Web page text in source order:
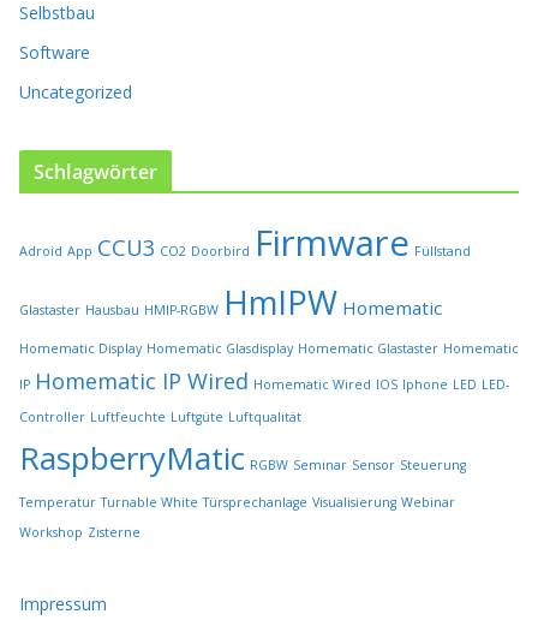
t
g
e
l
d
e
Selbstbau
Software
Uncategorized
Schlagwörter
Adroid App CCU3 CO2 Doorbird Firmware Füllstand
Glastaster Hausbau HMIP-RGBW HmIPW Homematic
Homematic Display Homematic Glasdisplay Homematic Glastaster Homematic
IP Homematic IP Wired Homematic Wired IOS Iphone LED LED-
Controller Luftfeuchte Luftgüte Luftqualität
RaspberryMatic RGBW Seminar Sensor Steuerung
Temperatur Turnable White Türsprechanlage Visualisierung Webinar
Workshop Zisterne
Impressum